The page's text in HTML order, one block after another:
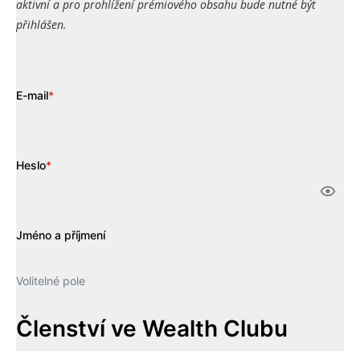
aktivní a pro prohlížení prémiového obsahu bude nutné být
přihlášen.
E-mail*
Heslo*
Jméno a příjmení
Volitelné pole
Členství ve Wealth Clubu